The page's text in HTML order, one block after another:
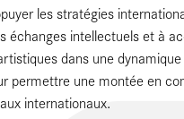
les stratégies
échanges intellectuels et à
dans une
permettre une montée en
internationaux.